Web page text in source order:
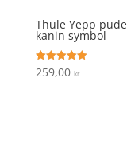
Thule Yepp
kanin symbol
Vurderet
5
259,00 kr.